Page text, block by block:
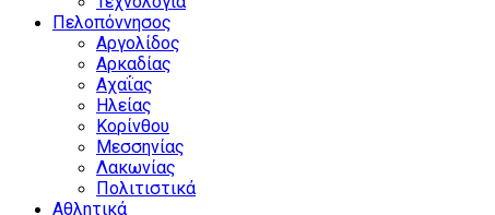
Πελοπόννησος
Αργολίδος
Αρκαδίας
Αχαΐας
Ηλείας
Κορίνθου
Μεσσηνίας
Λακωνίας
Πολιτιστικά
Αθλητικά